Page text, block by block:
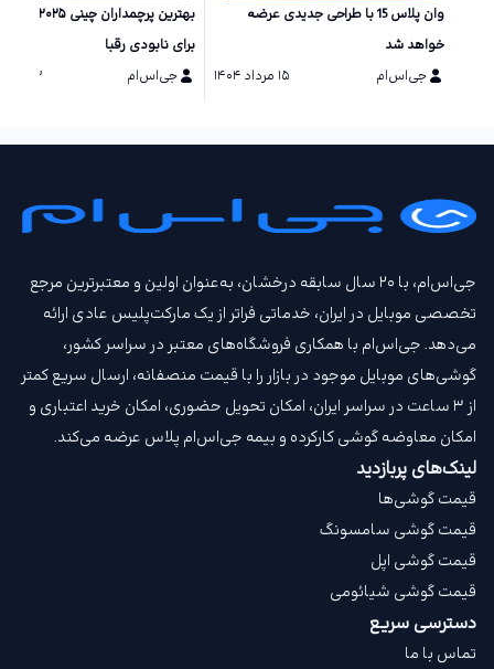
وان پلاس 15 با طراحی جدیدی عرضه
خواهد شد
جی‌اس‌ام
۱۵ مرداد ۱۴۰۴
برای نابودی رقبا
جی‌اس‌ام
۱۳ مرداد ۱۴۰۴
جی‌اس‌ام، با ۲۰ سال سابقه درخشان، به‌عنوان اولین و معتبرترین مرجع
تخصصی موبایل در ایران، خدماتی فراتر از یک مارکت‌پلیس عادی ارائه
می‌دهد. جی‌اس‌ام با همکاری فروشگاه‌های معتبر در سراسر کشور،
گوشی‌های موبایل موجود در بازار را با قیمت‌ منصفانه، ارسال سریع کمتر
از ۳ ساعت در سراسر ایران، امکان تحویل حضوری، امکان خرید اعتباری و
امکان معاوضه گوشی کارکرده و بیمه جی‌اس‌ام‌ پلاس عرضه می‌کند.
لینک‌های پربازدید
قیمت گوشی‌ها
قیمت گوشی سامسونگ
قیمت گوشی اپل
قیمت گوشی شیائومی
دسترسی سریع
تماس با ما